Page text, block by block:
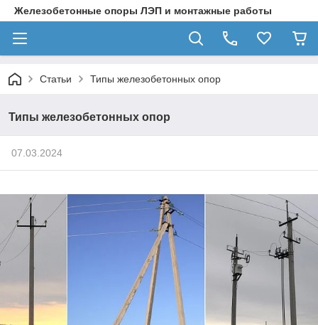
Железобетонные опоры ЛЭП и монтажные работы
Статьи Типы железобетонных опор
Типы железобетонных опор
07.03.2024